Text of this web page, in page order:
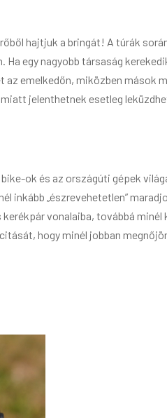
hajtjuk a bringát! A túrák
egy nagyobb társaság
emelkedőn, miközben mások
jelenthetnek esetleg
ok és az országúti gépek
inkább „észrevehetetlen”
vonalaiba, továbbá minél
hogy minél jobban